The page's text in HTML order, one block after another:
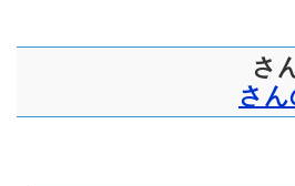
さ
さ